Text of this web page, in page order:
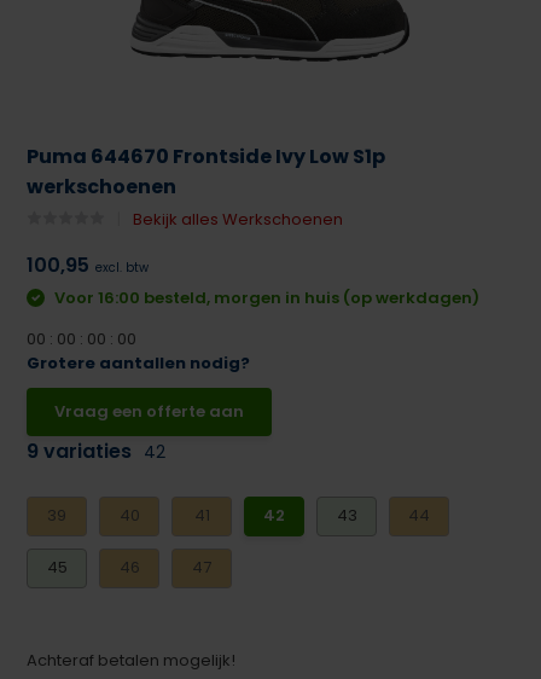
Puma 644670 Frontside Ivy Low S1p
werkschoenen
Bekijk alles Werkschoenen
100,95 excl. btw
Voor 16:00 besteld, morgen in huis (op werkdagen)
00 : 00 : 00 : 00
Grotere aantallen nodig?
Vraag een offerte aan
9 variaties 42
39 40 41 42 43 44
45 46 47
Achteraf betalen mogelijk!